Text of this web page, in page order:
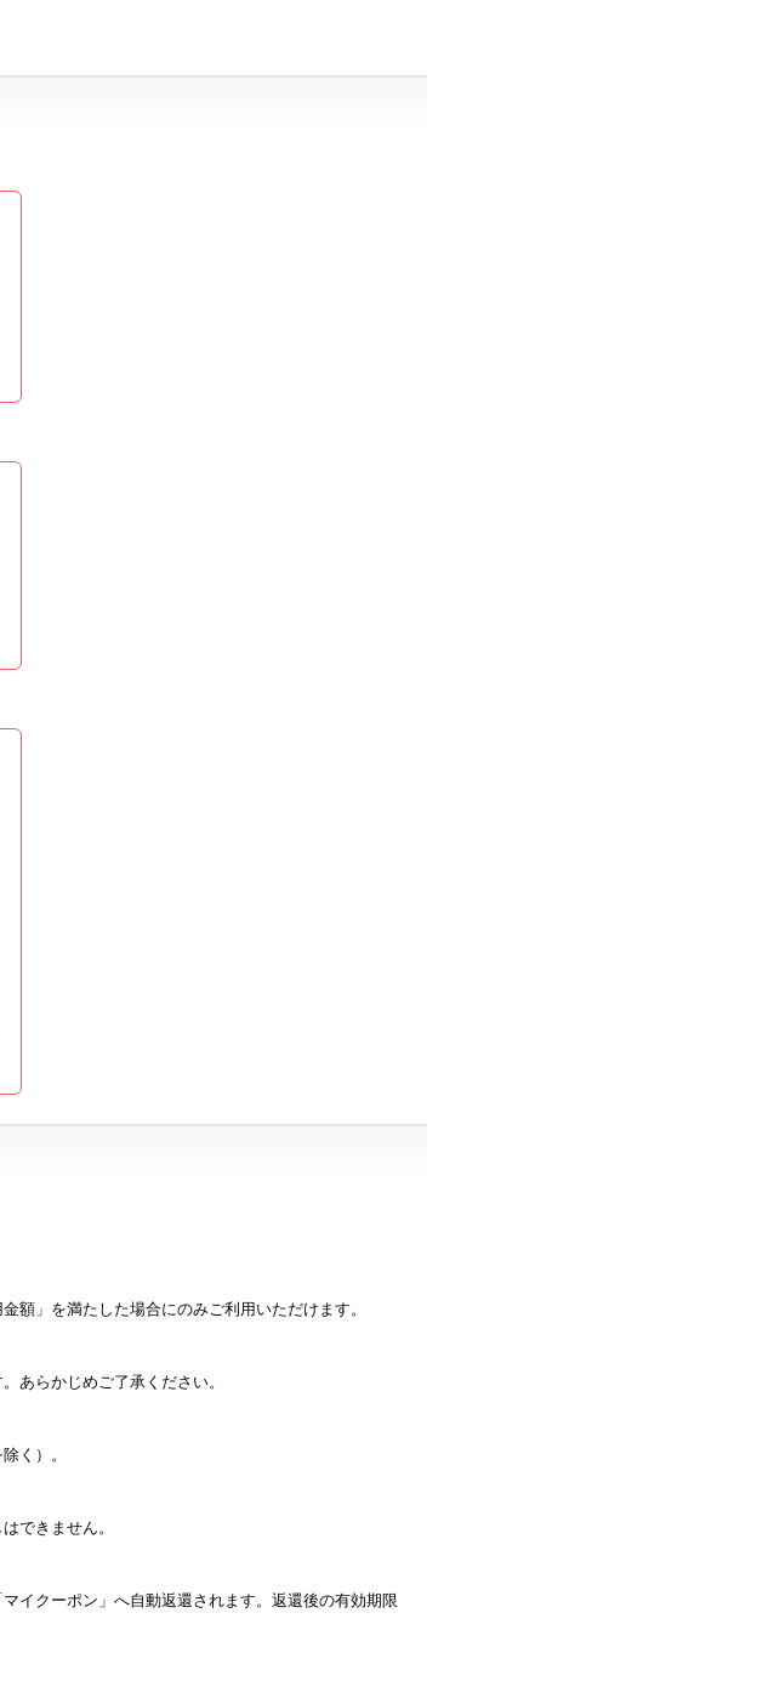
額」を満たした場合にのみご利用いただけます。
あらかじめご了承ください。
く）。
できません。
イクーポン」へ自動返還されます。返還後の有効期限